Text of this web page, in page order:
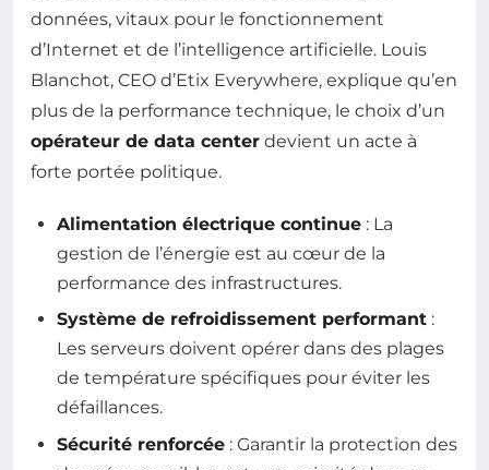
données, vitaux pour le fonctionnement
d’Internet et de l’intelligence artificielle. Louis
Blanchot, CEO d’Etix Everywhere, explique qu’en
plus de la performance technique, le choix d’un
opérateur de data center devient un acte à
forte portée politique.
Alimentation électrique continue : La
gestion de l’énergie est au cœur de la
performance des infrastructures.
Système de refroidissement performant :
Les serveurs doivent opérer dans des plages
de température spécifiques pour éviter les
défaillances.
Sécurité renforcée : Garantir la protection des